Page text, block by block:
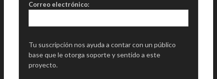
Correo electrónico:
Tu suscripción nos ayuda a contar con un público
base que le otorga soporte y sentido a este
proyecto.